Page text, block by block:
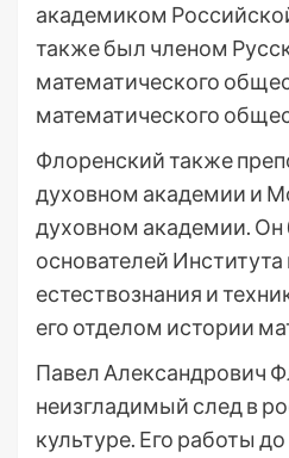
академиком
также был членом
математического
математического
Флоренский также
духовном академии и
духовном академии.
основателей
естествознания и
его отделом истории
Павел Александрович
неизгладимый след в
культуре. Его работы